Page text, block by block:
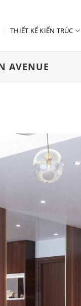
THIẾT KẾ KIẾN TRÚC
AVENUE